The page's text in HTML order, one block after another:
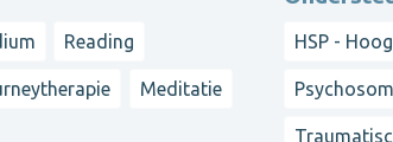
Reading
Meditatie
HSP -